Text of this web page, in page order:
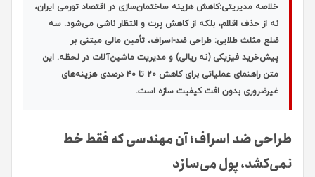
خلاصه مدیریتی:کاهش هزینه ساختمان‌سازی در اقتصاد تورمی ایران،
نه از حذف اقلام، بلکه ازکاهش پرت و انتظار ناشی می‌شود. سه
ضلع مثلث طلایی: طراحی ضد-اسراف، تأمین مالی مبتنی بر
پیش‌خرید فیزیکی (نه ریالی) و مدیریت ماشین‌آلات در لحظه. این
متن راهنمای عملیاتی برای کاهش ۲۰ تا ۴۰ درصدی هزینه‌های
غیرضروری بدون افت کیفیت سازه است.
طراحی ضد اسراف؛ آن مهندسی که فقط خط
نمی‌کشد، پول می‌سازد